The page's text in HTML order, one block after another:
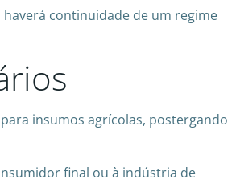
continuidade de um regime
insumos agrícolas, postergando
final ou à indústria de